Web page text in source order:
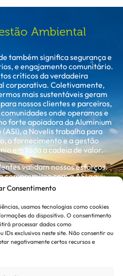
Consentimento
usamos tecnologias como cookies
do dispositivo. O consentimento
processar dados como
exclusivos neste site. Não consentir ou
negativamente certos recursos e
Ambiental
também significa segurança e
e engajamento comunitário.
críticos da verdadeira
corporativa. Coletivamente,
mais sustentáveis geram
nossos clientes e parceiros,
onde operamos e
forte apoiadora da Aluminium
a Novelis trabalha para
o fornecimento e a gestão
em toda a cadeia de valor.
validam nossos esforços.
compromisso com a ASI aqui:
Initiative
as Certificações